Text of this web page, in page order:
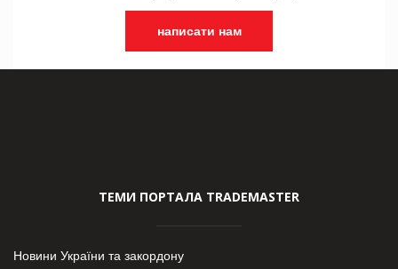
написати нам
ТЕМИ ПОРТАЛА TRADEMASTER
Новини України та закордону